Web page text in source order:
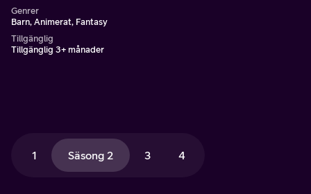
Genrer
Barn, Animerat, Fantasy
Tillgänglig
Tillgänglig 3+ månader
1 Säsong 2 3 4